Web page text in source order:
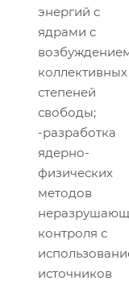
энергий с
ядрами с
коллективных
степеней
свободы;
-разработка
ядерно-
физических
методов
контроля с
источников